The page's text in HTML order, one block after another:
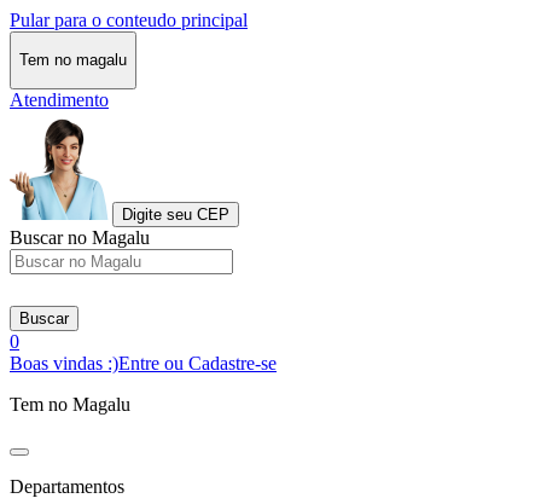
Pular para o conteudo principal
Tem no magalu
Atendimento
Digite seu CEP
Buscar no Magalu
Buscar
0
Boas vindas :)Entre ou Cadastre-se
Tem no Magalu
Departamentos